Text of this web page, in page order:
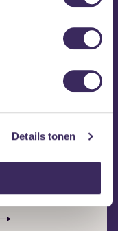
Details tonen
show waar leeftijd